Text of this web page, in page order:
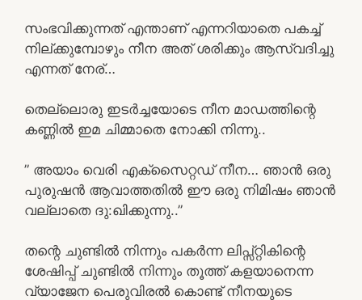
സംഭവിക്കുന്നത് എന്താണ് എന്നറിയാതെ പകച്ച്
നില്ക്കുമ്പോഴും നീന അത് ശരിക്കും ആസ്വദിച്ചു
എന്നത് നേര്…
തെല്ലൊരു ഇടർച്ചയോടെ നീന മാഡത്തിന്റെ
കണ്ണിൽ ഇമ ചിമ്മാതെ നോക്കി നിന്നു..
” അയാം വെരി എക്സൈറ്റഡ് നീന… ഞാൻ ഒരു
പുരുഷൻ ആവാത്തതിൽ ഈ ഒരു നിമിഷം ഞാൻ
വല്ലാതെ ദു:ഖിക്കുന്നു..”
തന്റെ ചുണ്ടിൽ നിന്നും പകർന്ന ലിപ്സ്റ്റികിന്റെ
ശേഷിപ്പ് ചുണ്ടിൽ നിന്നും തൂത്ത് കളയാനെന്ന
വ്യാജേന പെരുവിരൽ കൊണ്ട് നീനയുടെ